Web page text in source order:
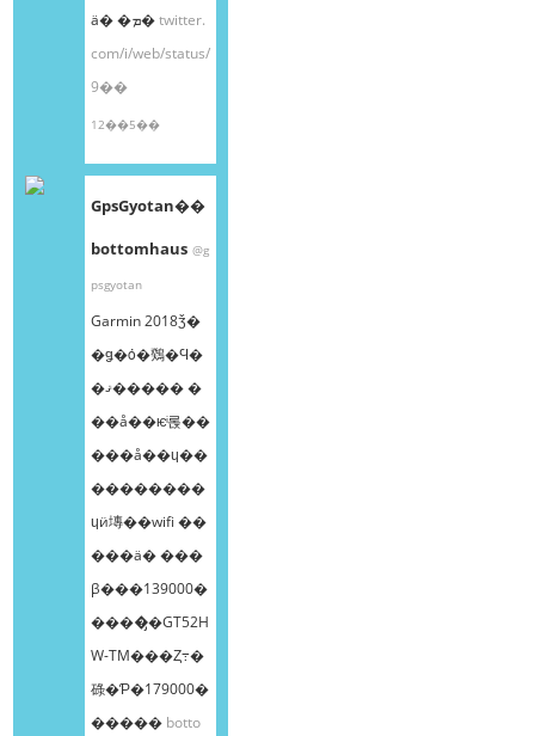
ä� �ܡ�twitter.
com/i/web/status/
9��
12��5��
GpsGyotan��
bottomhaus @g
psgyotan
Garmin 2018ǯ�
�ǥ�ȯ�䳫�Ϥ�
�ޤ����� �
��å��ѥͥ롡��
���å��ɥ��
��������
ɥӥ塼��wifi ��
���ä� ���
β���139000�
����̡�GT52H
W-TM���Ȥ߹�
碌�Ƥ�179000�
����� botto